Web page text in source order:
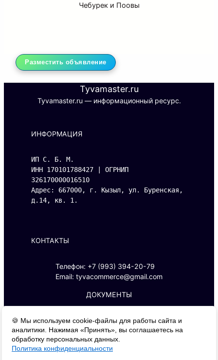
Чебурек и Поовы
Разместить объявление
Tyvamaster.ru
Tyvamaster.ru — информационный ресурс.
🍪 Мы используем cookie-файлы для работы сайта и
аналитики. Нажимая «Принять», вы соглашаетесь на
обработку персональных данных.
Политика конфиденциальности
ИНФОРМАЦИЯ
ИП С. Б. М.
ИНН 170101788427 | ОГРНИП
326170000016510
Адрес: 667000, г. Кызыл, ул. Буренская,
д.14, кв. 1.
КОНТАКТЫ
Телефон: +7 (993) 394-20-79
Email: tyvacommerce@gmail.com
ДОКУМЕНТЫ
Оферта
Тарифы